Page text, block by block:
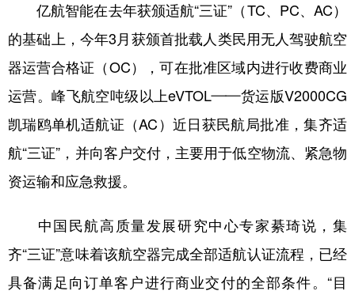
亿航智能在去年获颁适航“三证”（TC、PC、AC）
的基础上，今年3月获颁首批载人类民用无人驾驶航空
器运营合格证（OC），可在批准区域内进行收费商业
运营。峰飞航空吨级以上eVTOL——货运版V2000CG
凯瑞鸥单机适航证（AC）近日获民航局批准，集齐适
航“三证”，并向客户交付，主要用于低空物流、紧急物
资运输和应急救援。
中国民航高质量发展研究中心专家綦琦说，集
齐“三证”意味着该航空器完成全部适航认证流程，已经
具备满足向订单客户进行商业交付的全部条件。“目